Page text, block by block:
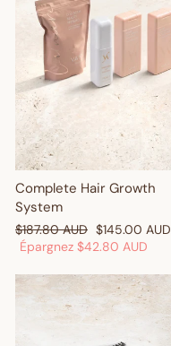
Complete Hair Growth
System
Prix
régulier
$187.80 AUD Prix
réduit
$145.00 AUD
Épargnez $42.80 AUD